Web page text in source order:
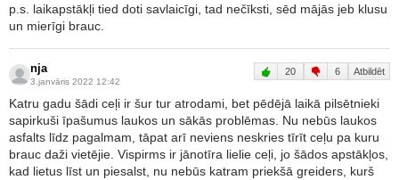
p.s. laikapstākļi tied doti savlaicīgi, tad nečīksti, sēd mājās jeb klusu
un mierīgi brauc.
nja
3.janvāris 2022 12:42
20 6 Atbildēt
Katru gadu šādi ceļi ir šur tur atrodami, bet pēdējā laikā pilsētnieki
sapirkuši īpašumus laukos un sākās problēmas. Nu nebūs laukos
asfalts līdz pagalmam, tāpat arī neviens neskries tīrīt ceļu pa kuru
brauc daži vietējie. Vispirms ir jānotīra lielie ceļi, jo šādos apstākļos,
kad lietus līst un piesalst, nu nebūs katram priekšā greiders, kurš